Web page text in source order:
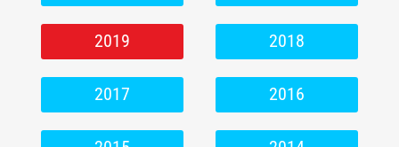
2019 2018
2017 2016